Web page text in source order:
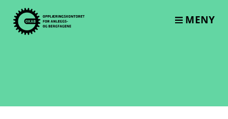
content
MENY